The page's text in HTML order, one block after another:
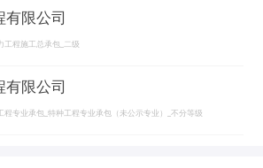
限公司
工程施工总承包_二级
限公司
程专业承包_特种工程专业承包（未公示专业）_不分等级